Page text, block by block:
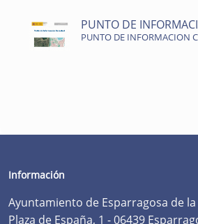
PUNTO DE
PUNTO DE INFORMACION
Información
Ayuntamiento de Esparragosa de la
Plaza de España, 1 - 06439